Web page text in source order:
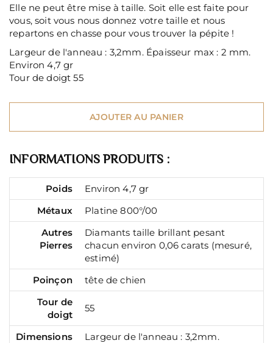
Elle ne peut être mise à taille. Soit elle est faite pour
vous, soit vous nous donnez votre taille et nous
repartons en chasse pour vous trouver la pépite !
Largeur de l'anneau : 3,2mm. Épaisseur max : 2 mm.
Environ 4,7 gr
Tour de doigt 55
AJOUTER AU PANIER
INFORMATIONS PRODUITS :
Poids
Environ 4,7 gr
Métaux
Platine 800°/00
Autres
Pierres
Diamants taille brillant pesant
chacun environ 0,06 carats (mesuré,
estimé)
Poinçon
tête de chien
Tour de
doigt
55
Dimensions
Largeur de l'anneau : 3,2mm.